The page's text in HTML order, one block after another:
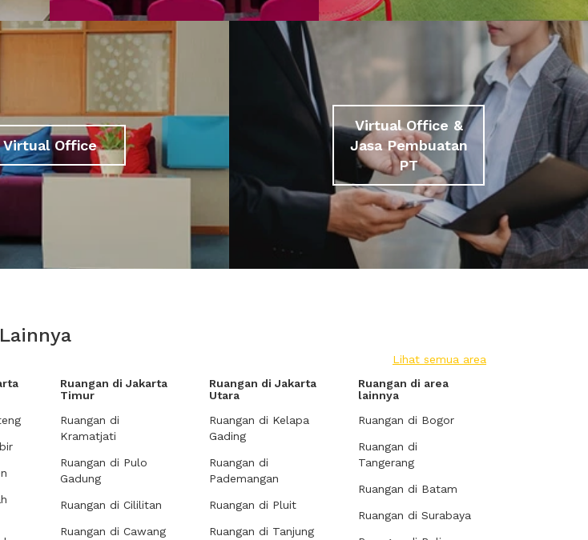
Virtual Office
Virtual Office &
Jasa Pembuatan
PT
Lihat semua area
Ruangan di Jakarta
Timur
Ruangan di
Kramatjati
Ruangan di Pulo
Gadung
Ruangan di Cililitan
Ruangan di Cawang
Ruangan di Jakarta
Utara
Ruangan di Kelapa
Gading
Ruangan di
Pademangan
Ruangan di Pluit
Ruangan di Tanjung
Ruangan di area
lainnya
Ruangan di Bogor
Ruangan di
Tangerang
Ruangan di Batam
Ruangan di Surabaya